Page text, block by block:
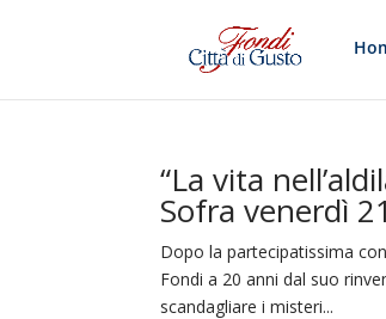
“La vita
Sofra venerdì
Dopo la partecipatissima
Fondi a 20 anni dal suo
scandagliare i misteri...